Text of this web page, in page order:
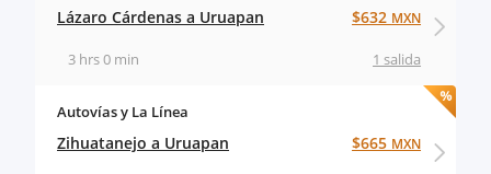
Lázaro Cárdenas a Uruapan
1 salida
3 hrs 0 min
$632 MXN
Autovías y La Línea
Zihuatanejo a Uruapan $665 MXN